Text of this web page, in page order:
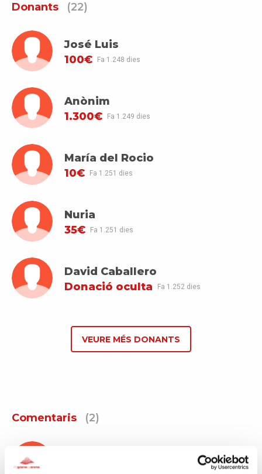
Donants (22)
José Luis
100€
Fa 1.248 dies
Anònim
1.300€
Fa 1.249 dies
María del Rocio
10€
Fa 1.251 dies
Nuria
35€
Fa 1.251 dies
David Caballero
Donació oculta
Fa 1.252 dies
VEURE MÉS DONANTS
Comentaris (2)